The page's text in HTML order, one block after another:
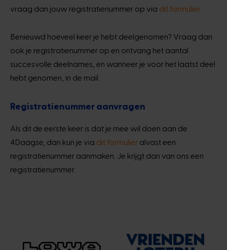
vraag dan jouw registratienummer op via dit formulier
Benieuwd hoeveel keer je hebt deelgenomen? Vraag dan
ook je registratienummer op en ontvang het aantal
succesvolle deelnames, en wanneer je voor het laatst deel
hebt genomen, in de mail.
Registratienummer aanvragen
Als dit de eerste keer is dat je mee wil doen aan de
4Daagse, dan kun je via dit formulier alvast een
registratienummer aanmaken. Je krijgt dan van ons een
registratienummer.